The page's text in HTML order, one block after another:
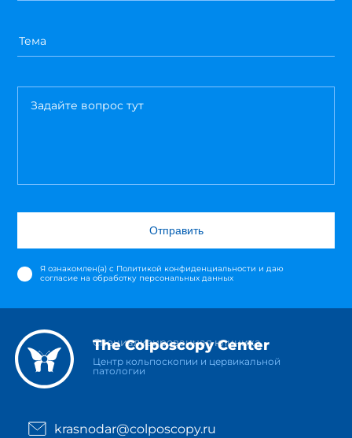
Отправить
Я ознакомлен(а) с Политикой конфиденциальности и даю
согласие на обработку персональных данных
The Colposcopy Center
Специализированная клиника
Центр кольпоскопии и цервикальной
патологии
krasnodar@colposcopy.ru